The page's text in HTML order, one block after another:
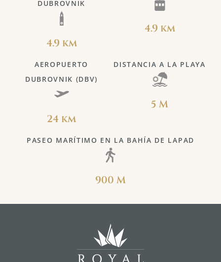
DUBROVNIK
4.9 km
4.9 km
AEROPUERTO
DUBROVNIK (DBV)
24 km
DISTANCIA A LA PLAYA
5 M
PASEO MARÍTIMO EN LA BAHÍA DE LAPAD
900 M